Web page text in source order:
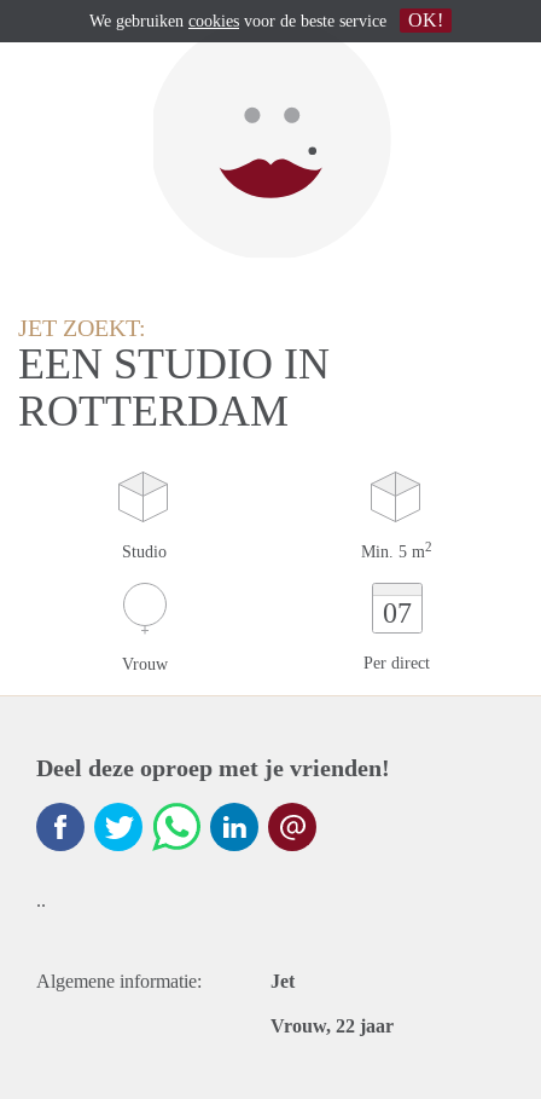
JET ZOEKT:
EEN STUDIO IN
ROTTERDAM
Studio Min. 5 m2
Vrouw
07
Per direct
Deel deze oproep met je vrienden!
..
Algemene informatie: Jet
Vrouw, 22 jaar
We gebruiken cookies voor de beste service OK!